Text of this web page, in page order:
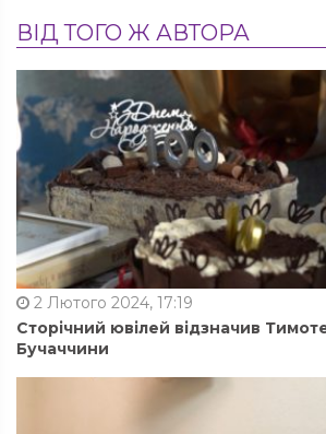
ВІД ТОГО Ж АВТОРА
2 Лютого 2024, 17:19
Сторічний ювілей відзначив
Бучаччини